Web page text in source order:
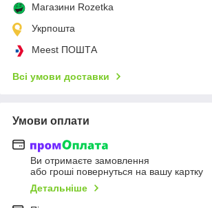
Магазини Rozetka
Укрпошта
Meest ПОШТА
Всі умови доставки
Умови оплати
Ви отримаєте замовлення
або гроші повернуться на вашу картку
Детальніше